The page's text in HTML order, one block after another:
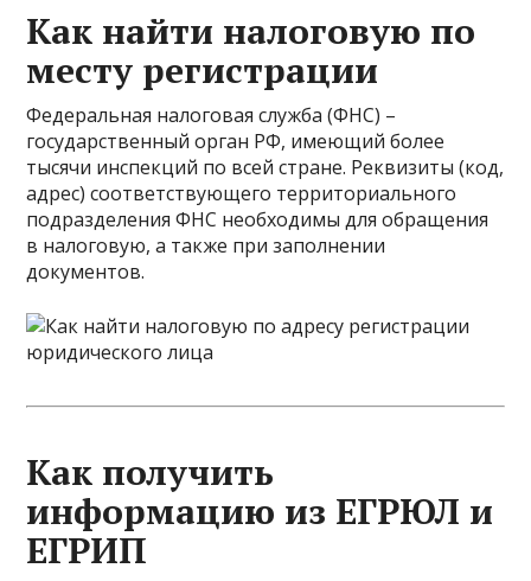
Как найти налоговую по
месту регистрации
Федеральная налоговая служба (ФНС) –
государственный орган РФ, имеющий более
тысячи инспекций по всей стране. Реквизиты (код,
адрес) соответствующего территориального
подразделения ФНС необходимы для обращения
в налоговую, а также при заполнении
документов.
Как получить
информацию из ЕГРЮЛ и
ЕГРИП